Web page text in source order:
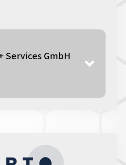
Services GmbH